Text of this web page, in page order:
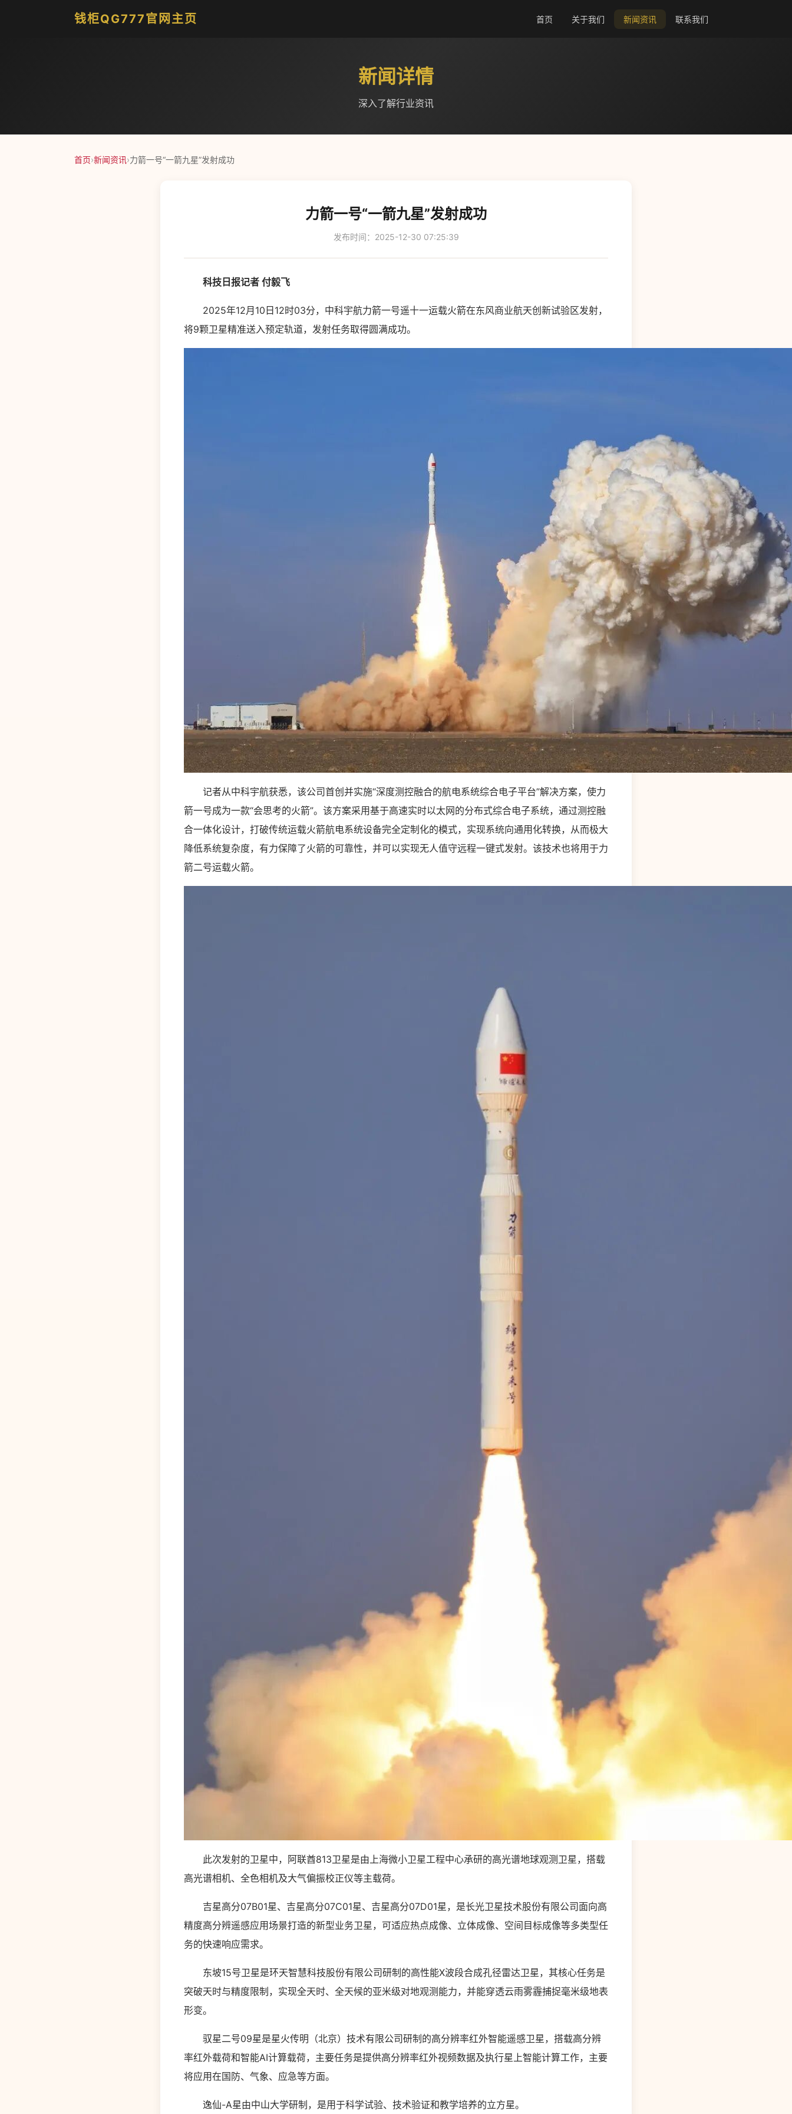
钱柜QG777官网主页 首页 关于我们 新闻资讯 联系我们
新闻详情
深入了解行业资讯
首页›新闻资讯›力箭一号“一箭九星”发射成功
力箭一号“一箭九星”发射成功
发布时间：2025-12-30 07:25:39
科技日报记者 付毅飞
2025年12月10日12时03分，中科宇航力箭一号遥十一运载火箭在东风商业航天创新试验区发射，
将9颗卫星精准送入预定轨道，发射任务取得圆满成功。
记者从中科宇航获悉，该公司首创并实施“深度测控融合的航电系统综合电子平台”解决方案，使力
箭一号成为一款“会思考的火箭”。该方案采用基于高速实时以太网的分布式综合电子系统，通过测控融
合一体化设计，打破传统运载火箭航电系统设备完全定制化的模式，实现系统向通用化转换，从而极大
降低系统复杂度，有力保障了火箭的可靠性，并可以实现无人值守远程一键式发射。该技术也将用于力
箭二号运载火箭。
此次发射的卫星中，阿联酋813卫星是由上海微小卫星工程中心承研的高光谱地球观测卫星，搭载
高光谱相机、全色相机及大气偏振校正仪等主载荷。
吉星高分07B01星、吉星高分07C01星、吉星高分07D01星，是长光卫星技术股份有限公司面向高
精度高分辨遥感应用场景打造的新型业务卫星，可适应热点成像、立体成像、空间目标成像等多类型任
务的快速响应需求。
东坡15号卫星是环天智慧科技股份有限公司研制的高性能X波段合成孔径雷达卫星，其核心任务是
突破天时与精度限制，实现全天时、全天候的亚米级对地观测能力，并能穿透云雨雾霾捕捉毫米级地表
形变。
驭星二号09星是星火传明（北京）技术有限公司研制的高分辨率红外智能遥感卫星，搭载高分辨
率红外载荷和智能AI计算载荷，主要任务是提供高分辨率红外视频数据及执行星上智能计算工作，主要
将应用在国防、气象、应急等方面。
逸仙-A星由中山大学研制，是用于科学试验、技术验证和教学培养的立方星。